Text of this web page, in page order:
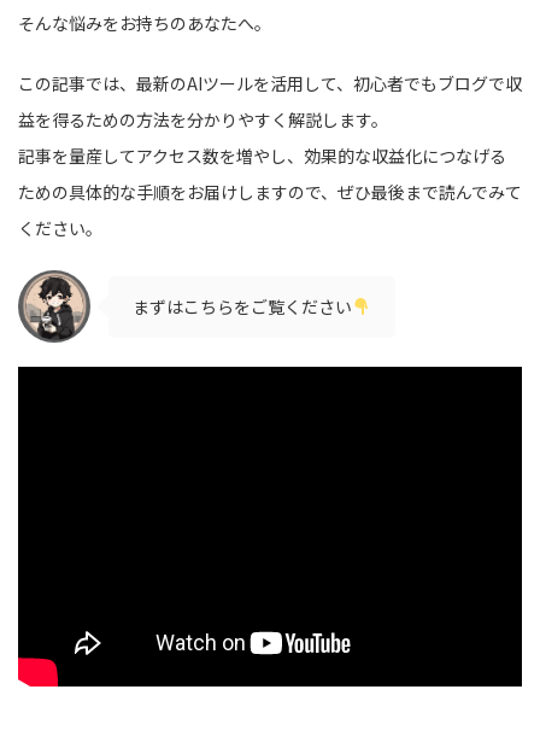
そんな悩みをお持ちのあなたへ。
この記事では、最新のAIツールを活用して、初心者でもブログで収
益を得るための方法を分かりやすく解説します。
記事を量産してアクセス数を増やし、効果的な収益化につなげる
ための具体的な手順をお届けしますので、ぜひ最後まで読んでみて
ください。
まずはこちらをご覧ください